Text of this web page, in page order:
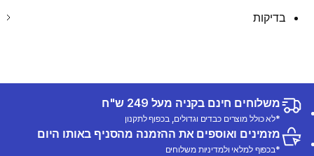
בדיקות
משלוחים חינם בקניה מעל 249 ש"ח
*לא כולל מוצרים כבדים וגדולים, בכפוף לתקנון
מזמינים ואוספים את ההזמנה מהסניף באותו היום
*בכפוף למלאי ולמדיניות משלוחים